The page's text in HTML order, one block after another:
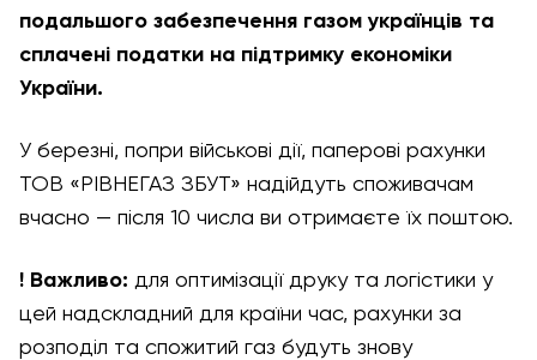
подальшого забезпечення газом українців та
сплачені податки на підтримку економіки
України.
У березні, попри військові дії, паперові рахунки
ТОВ «РІВНЕГАЗ ЗБУТ» надійдуть споживачам
вчасно — після 10 числа ви отримаєте їх поштою.
! Важливо: для оптимізації друку та логістики у
цей надскладний для країни час, рахунки за
розподіл та спожитий газ будуть знову